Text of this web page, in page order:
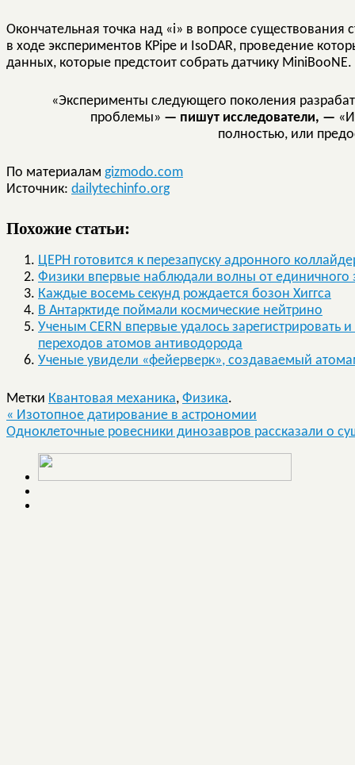
Окончательная точка над «i» в вопросе
в ходе экспериментов KPipe и IsoDAR, проведение
данных, которые предстоит собрать датчику MiniBooNE.
«Эксперименты следующего поколения
проблемы» — пишут исследователи, —
полностью, или
По материалам gizmodo.com
Источник: dailytechinfo.org
Похожие статьи:
ЦЕРН готовится к перезапуску адронного
Физики впервые наблюдали волны от единичного
Каждые восемь секунд рождается бозон Хиггса
В Антарктиде поймали космические нейтрино
Ученым CERN впервые удалось зарегистрировать
переходов атомов антиводорода
Ученые увидели «фейерверк», создаваемый
Метки Квантовая механика, Физика.
« Изотопное датирование в астрономии
Одноклеточные ровесники динозавров рассказали о